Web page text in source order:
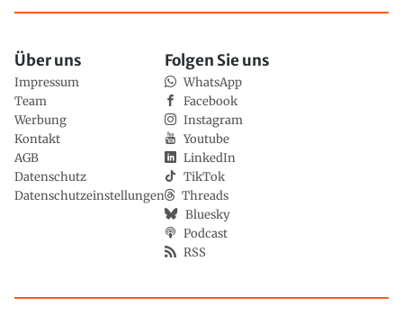
Über uns
Impressum
Team
Werbung
Kontakt
AGB
Datenschutz
Datenschutzeinstellungen
Folgen Sie uns
WhatsApp
Facebook
Instagram
Youtube
LinkedIn
TikTok
Threads
Bluesky
Podcast
RSS